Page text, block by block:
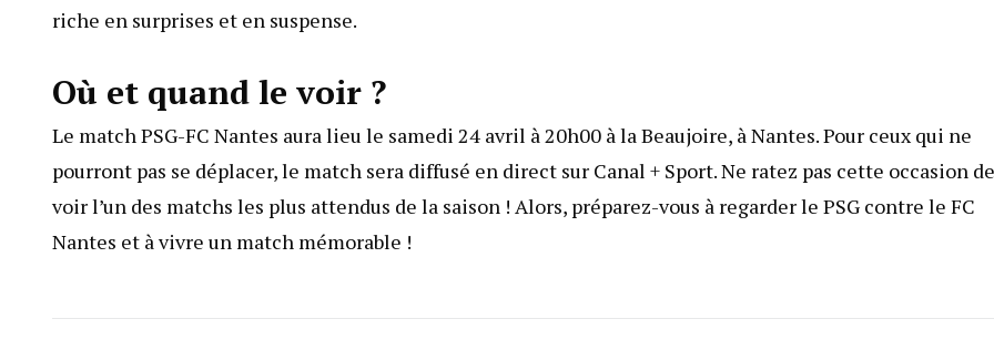
riche en surprises et en suspense.
Où et quand le voir ?
Le match PSG-FC Nantes aura lieu le samedi 24 avril à 20h00 à la Beaujoire, à Nantes. Pour ceux qui ne
pourront pas se déplacer, le match sera diffusé en direct sur Canal + Sport. Ne ratez pas cette occasion de
voir l’un des matchs les plus attendus de la saison ! Alors, préparez-vous à regarder le PSG contre le FC
Nantes et à vivre un match mémorable !